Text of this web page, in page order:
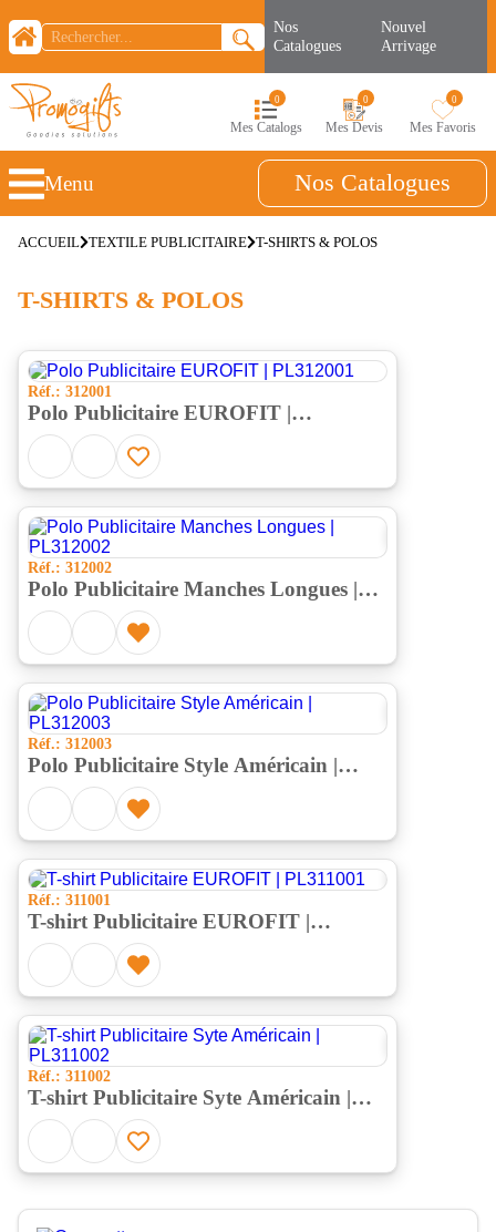
Nos
Catalogues
Nouvel
Arrivage
0
Mes Catalogs
0
Mes Devis
0
Mes Favoris
Menu Nos Catalogues
ACCUEIL TEXTILE PUBLICITAIRE T-SHIRTS & POLOS
T-SHIRTS & POLOS
Réf.: 312001
Polo Publicitaire EUROFIT |
PL312001
Réf.: 312002
Polo Publicitaire Manches Longues |
PL312002
Réf.: 312003
Polo Publicitaire Style Américain |
PL312003
Réf.: 311001
T-shirt Publicitaire EUROFIT |
PL311001
Réf.: 311002
T-shirt Publicitaire Syte Américain |
PL311002